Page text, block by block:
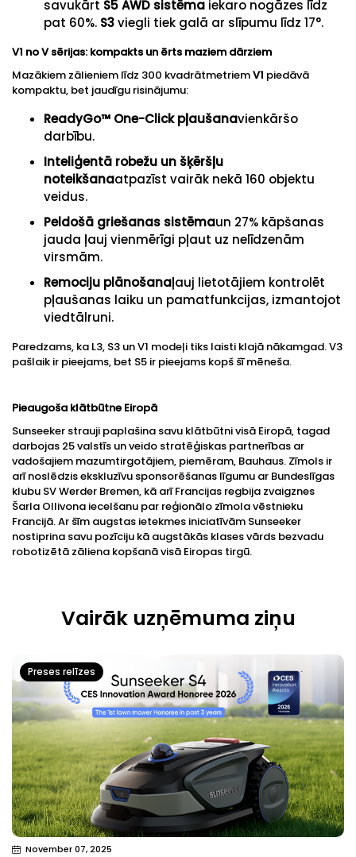
savukārt S5 AWD sistēma iekaro nogāzes līdz
pat 60%. S3viegli tiek galā ar slīpumu līdz 17°.
V1 noV sērijas: kompakts un ērts maziem dārziem
Mazākiem zālieniem līdz 300 kvadrātmetriemV1 piedāvā
kompaktu, bet jaudīgu risinājumu:
ReadyGo™ One-Click pļaušanavienkāršo
darbību.
Inteliģentā robežu un šķēršļu
noteikšanaatpazīst vairāk nekā 160 objektu
veidus.
Peldošā griešanas sistēmaun 27% kāpšanas
jauda ļauj vienmērīgi pļaut uz nelīdzenām
virsmām.
Remociju plānošanaļauj lietotājiem kontrolēt
pļaušanas laiku un pamatfunkcijas, izmantojot
viedtālruni.
Paredzams, ka L3, S3 un V1 modeļi tiks laisti klajā nākamgad. V3
pašlaik ir pieejams, bet S5 ir pieejams kopš šī mēneša.
Pieaugoša klātbūtne Eiropā
Sunseeker strauji paplašina savu klātbūtni visā Eiropā, tagad
darbojas 25 valstīs un veido stratēģiskas partnerības ar
vadošajiem mazumtirgotājiem, piemēram, Bauhaus. Zīmols ir
arī noslēdzis ekskluzīvu sponsorēšanas līgumu ar Bundeslīgas
klubu SV Werder Bremen, kā arī Francijas regbija zvaigznes
Šarla Ollivona iecelšanu par reģionālo zīmola vēstnieku
Francijā. Ar šīm augstas ietekmes iniciatīvām Sunseeker
nostiprina savu pozīciju kā augstākās klases vārds bezvadu
robotizētā zāliena kopšanā visā Eiropas tirgū.
Vairāk uzņēmuma ziņu
Preses relīzes
November 07, 2025